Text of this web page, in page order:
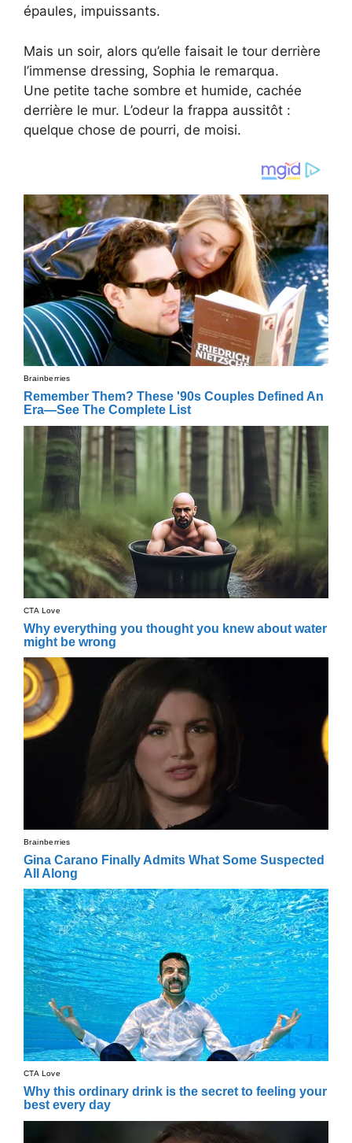
épaules, impuissants.
Mais un soir, alors qu’elle faisait le tour derrière
l’immense dressing, Sophia le remarqua.
Une petite tache sombre et humide, cachée
derrière le mur. L’odeur la frappa aussitôt :
quelque chose de pourri, de moisi.